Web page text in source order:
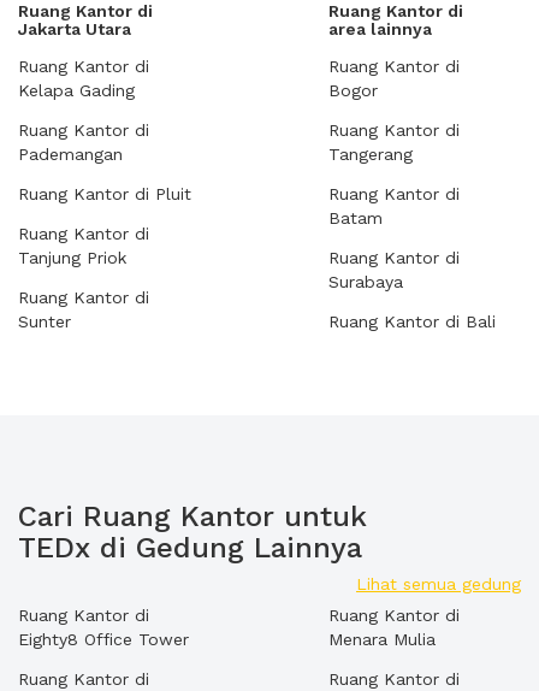
Ruang Kantor di
Jakarta Utara
Ruang Kantor di
Kelapa Gading
Ruang Kantor di
Pademangan
Ruang Kantor di Pluit
Ruang Kantor di
Tanjung Priok
Ruang Kantor di
Sunter
Ruang Kantor di
area lainnya
Ruang Kantor di
Bogor
Ruang Kantor di
Tangerang
Ruang Kantor di
Batam
Ruang Kantor di
Surabaya
Ruang Kantor di Bali
Cari Ruang Kantor untuk
TEDx di Gedung Lainnya
Lihat semua gedung
Ruang Kantor di
Eighty8 Office Tower
Ruang Kantor di
Ruang Kantor di
Menara Mulia
Ruang Kantor di